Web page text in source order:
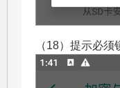
（18）提示必